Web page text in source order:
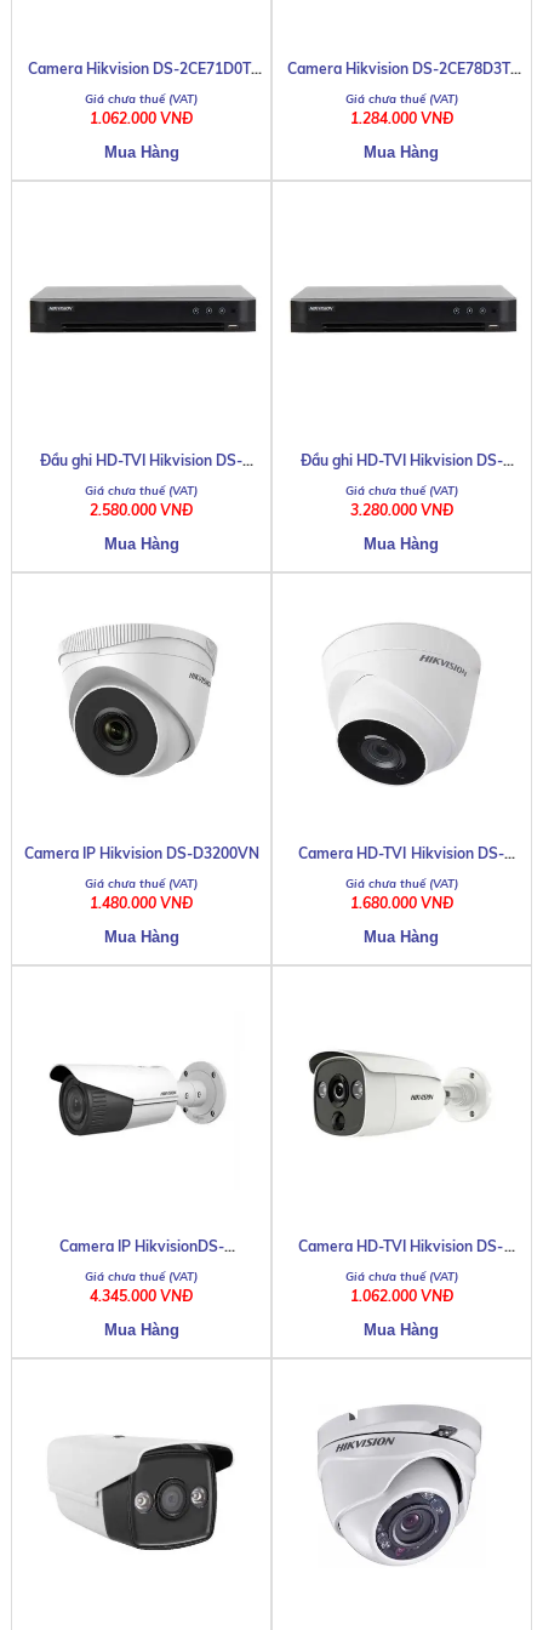
Camera Hikvision DS-2CE71D0T-
1.062.000 VNĐ
Camera Hikvision DS-2CE78D3T-
1.284.000 VNĐ
Đầu ghi HD-TVI Hikvision DS-
7204HQHI-K1
2.580.000 VNĐ
Đầu ghi HD-TVI Hikvision DS-
7204HUHI-K1
3.280.000 VNĐ
Camera IP Hikvision DS-D3200VN
1.480.000 VNĐ
Camera HD-TVI Hikvision DS-
2CE56D8T-IT3
1.680.000 VNĐ
Camera IP HikvisionDS-
2CD2621G0-I
4.345.000 VNĐ
Camera HD-TVI Hikvision DS-
2CE12D0T-PIRL
1.062.000 VNĐ